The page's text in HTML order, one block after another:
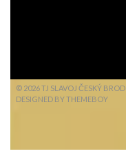
© 2026 TJ SLAVOJ ČESKÝ BROD
DESIGNED BY THEMEBOY